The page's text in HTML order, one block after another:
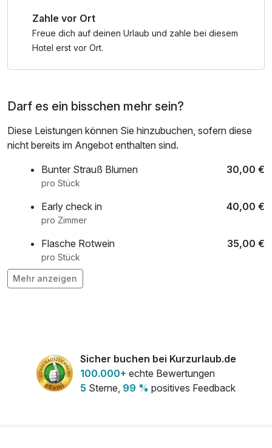
Zahle vor Ort
Freue dich auf deinen Urlaub und zahle bei diesem
Hotel erst vor Ort.
Darf es ein bisschen mehr sein?
Diese Leistungen können Sie hinzubuchen, sofern diese
nicht bereits im Angebot enthalten sind.
Bunter Strauß Blumen
30,00 €
pro Stück
Early check in 40,00 €
pro Zimmer
Flasche Rotwein 35,00 €
pro Stück
Flasche Sekt
Late check out 40,00 €
pro Zimmer
Romantisch dekoriertes Zimmer 7,00 €
Mehr anzeigen
Sicher buchen bei Kurzurlaub.de
100.000+ echte Bewertungen
5 Sterne, 99 % positives Feedback